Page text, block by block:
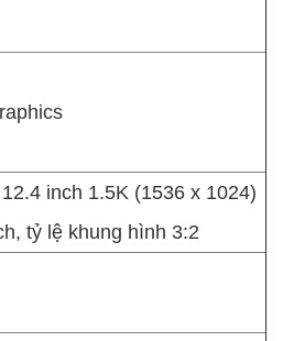
inch 1.5K (1536 x 1024)
tỷ lệ khung hình 3:2